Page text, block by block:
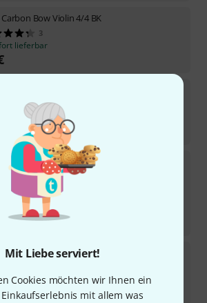
Mit Liebe serviert!
Cookies möchten wir Ihnen ein
mit allem was
Carbon Bow Violin 4/4 BK
3
lieferbar
30
lieferbar
Double Case for 2 Violins B/RD
3
lieferbar
UVP:270 €
BSB21 Bass Bow Case
lieferbar